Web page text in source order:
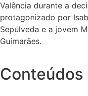
Valência durante a
protagonizado por
Sepúlveda e a jovem
Guimarães.
Conteúdos